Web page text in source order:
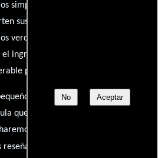
No Aceptar
simpatizantes del cine: contribuyan
sus descubrimientos y compartan
verdaderos fanáticos conocen. Sus
ingrediente secreto que hará de
para los amantes del celuloide.
ni opinión insignificante. ¿Algún
que sueñas con ver reseñada?
de esta comunidad el epicentro
en la